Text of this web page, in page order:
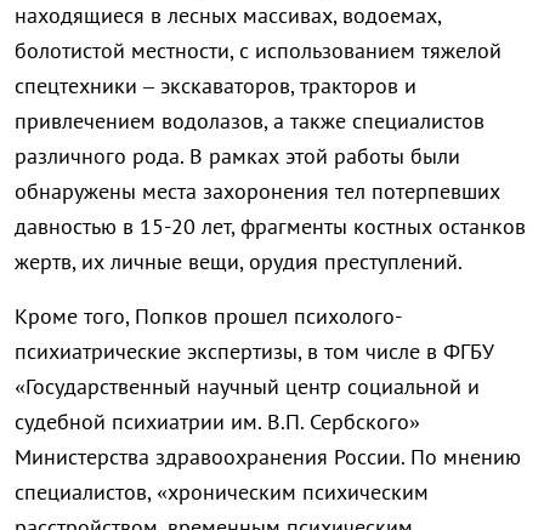
находящиеся в лесных массивах, водоемах,
болотистой местности, с использованием тяжелой
спецтехники – экскаваторов, тракторов и
привлечением водолазов, а также специалистов
различного рода. В рамках этой работы были
обнаружены места захоронения тел потерпевших
давностью в 15-20 лет, фрагменты костных останков
жертв, их личные вещи, орудия преступлений.
Кроме того, Попков прошел психолого-
психиатрические экспертизы, в том числе в ФГБУ
«Государственный научный центр социальной и
судебной психиатрии им. В.П. Сербского»
Министерства здравоохранения России. По мнению
специалистов, «хроническим психическим